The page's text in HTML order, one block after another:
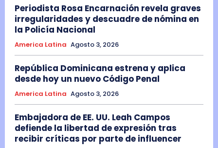
Periodista Rosa Encarnación revela graves
irregularidades y descuadre de nómina en
la Policía Nacional
America Latina Agosto 3, 2026
República Dominicana estrena y aplica
desde hoy un nuevo Código Penal
America Latina Agosto 3, 2026
Embajadora de EE. UU. Leah Campos
defiende la libertad de expresión tras
recibir críticas por parte de influencer